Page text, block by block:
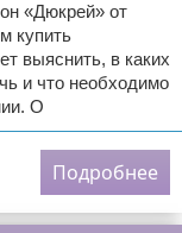
«Дюкрей» от
купить
выяснить, в каких
и что необходимо
О
Подробнее